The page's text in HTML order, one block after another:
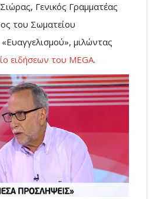
Γενικός Γραμματέας
του Σωματείου
μιλώντας
ειδήσεων του MEGA.